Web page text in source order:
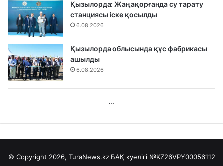
Қызылорда: Жаңақорғанда су тарату
станциясы іске қосылды
6.08.2026
Қызылорда облысында құс фабрикасы
ашылды
6.08.2026
...
© Copyright 2026, TuraNews.kz БАҚ куәлігі №KZ26VPY00056112